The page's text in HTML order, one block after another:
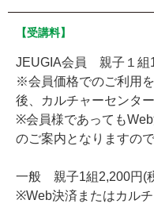
【受講料】
JEUGIA会員 親子１組
※会員価格でのご利用
後、カルチャーセンタ
※会員様であっても
のご案内となりますの
一般 親子1組2,200円(
※Web決済またはカル